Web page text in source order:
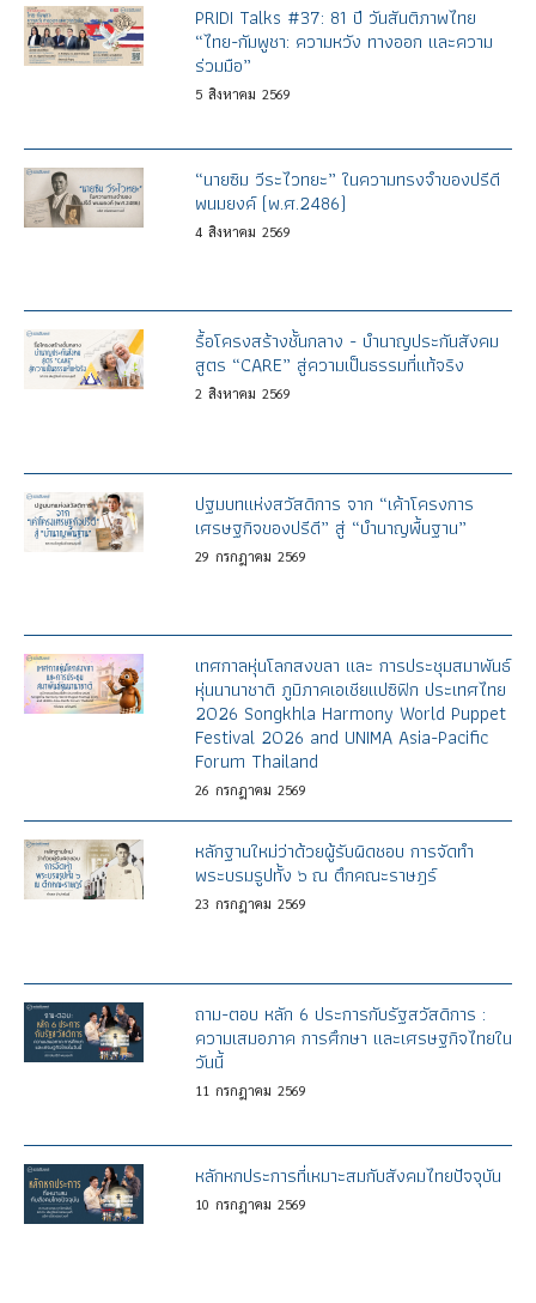
PRIDI Talks #37: 81 ปี วันสันติภาพไทย
“ไทย-กัมพูชา: ความหวัง ทางออก และความ
ร่วมมือ”
5 สิงหาคม 2569
“นายซิม วีระไวทยะ” ในความทรงจำของปรีดี
พนมยงค์ (พ.ศ.2486)
4 สิงหาคม 2569
รื้อโครงสร้างชั้นกลาง - บำนาญประกันสังคม
สูตร “CARE” สู่ความเป็นธรรมที่แท้จริง
2 สิงหาคม 2569
ปฐมบทแห่งสวัสดิการ จาก “เค้าโครงการ
เศรษฐกิจของปรีดี” สู่ “บำนาญพื้นฐาน”
29 กรกฎาคม 2569
เทศกาลหุ่นโลกสงขลา และ การประชุมสมาพันธ์
หุ่นนานาชาติ ภูมิภาคเอเชียแปซิฟิก ประเทศไทย
2026 Songkhla Harmony World Puppet
Festival 2026 and UNIMA Asia-Pacific
Forum Thailand
26 กรกฎาคม 2569
หลักฐานใหม่ว่าด้วยผู้รับผิดชอบ การจัดทำ
พระบรมรูปทั้ง ๖ ณ ตึกคณะราษฎร์
23 กรกฎาคม 2569
ถาม-ตอบ หลัก 6 ประการกับรัฐสวัสดิการ :
ความเสมอภาค การศึกษา และเศรษฐกิจไทยใน
วันนี้
11 กรกฎาคม 2569
หลักหกประการที่เหมาะสมกับสังคมไทยปัจจุบัน
10 กรกฎาคม 2569